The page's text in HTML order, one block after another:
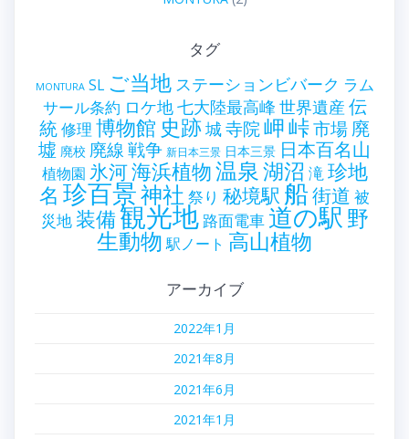
タグ
MONTURA SL ご当地 ステーションビバーク ラム
サール条約 ロケ地七大陸最高峰 世界遺産 伝
統修理 博物館 史跡城寺院岬峠市場 廃
墟 廃校 廃線戦争 新日本三景 日本三景 日本百名山
植物園 氷河海浜植物温泉湖沼 滝 珍地
名 珍百景神社 祭り 秘境駅 船街道 被
災地 装備観光地 路面電車道の駅 野
生動物 駅ノート 高山植物
アーカイブ
2022年1月
2021年8月
2021年6月
2021年1月